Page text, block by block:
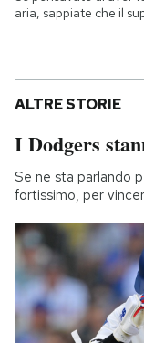
aria, sappiate che il
ALTRE STORIE
I Dodgers
Se ne sta parlando
fortissimo, per